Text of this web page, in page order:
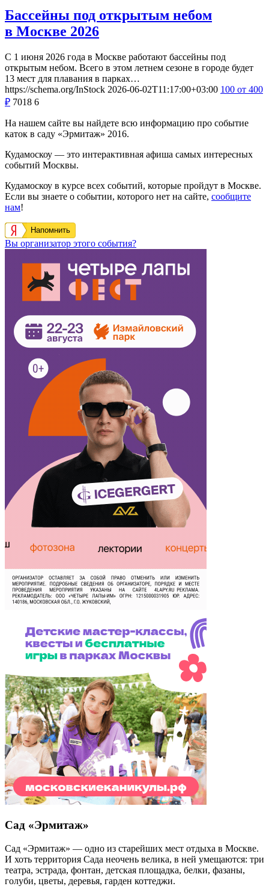
Бассейны под открытым небом
в Москве 2026
С 1 июня 2026 года в Москве работают бассейны под
открытым небом. Всего в этом летнем сезоне в городе будет
13 мест для плавания в парках…
https://schema.org/InStock 2026-06-02T11:17:00+03:00 100 от 400
₽ 7018 6
На нашем сайте вы найдете всю информацию про событие
каток в саду «Эрмитаж» 2016.
Кудамоскоу — это интерактивная афиша самых интересных
событий Москвы.
Кудамоскоу в курсе всех событий, которые пройдут в Москве.
Если вы знаете о событии, которого нет на сайте, сообщите
нам!
Напомнить
Вы организатор этого события?
Сад «Эрмитаж»
Сад «Эрмитаж» — одно из старейших мест отдыха в Москве.
И хоть территория Сада неочень велика, в ней умещаются: три
театра, эстрада, фонтан, детская площадка, белки, фазаны,
голуби, цветы, деревья, гарден коттеджи.